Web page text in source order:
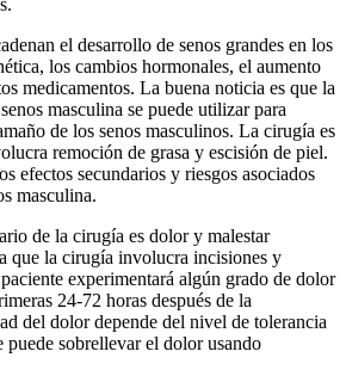
el desarrollo de senos grandes en los
los cambios hormonales, el aumento
medicamentos. La buena noticia es que la
masculina se puede utilizar para
de los senos masculinos. La cirugía es
remoción de grasa y escisión de piel.
efectos secundarios y riesgos asociados
masculina.
de la cirugía es dolor y malestar
que la cirugía involucra incisiones y
experimentará algún grado de dolor
24-72 horas después de la
del dolor depende del nivel de tolerancia
puede sobrellevar el dolor usando